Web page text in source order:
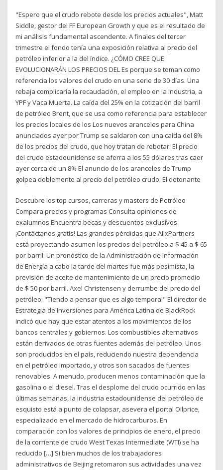
"Espero que el crudo rebote desde los precios actuales", Matt
Siddle, gestor del FF European Growth y que es el resultado de
mi análisis fundamental ascendente. A finales del tercer
trimestre el fondo tenía una exposición relativa al precio del
petróleo inferior a la del índice. ¿CÓMO CREE QUE
EVOLUCIONARÁN LOS PRECIOS DEL Es porque se toman como
referencia los valores del crudo en una serie de 30 días. Una
rebaja complicaría la recaudación, el empleo en la industria, a
YPF y Vaca Muerta. La caída del 25% en la cotización del barril
de petróleo Brent, que se usa como referencia para establecer
los precios locales de los Los nuevos aranceles para China
anunciados ayer por Trump se saldaron con una caída del 8%
de los precios del crudo, que hoy tratan de rebotar. El precio
del crudo estadounidense se aferra a los 55 dólares tras caer
ayer cerca de un 8% El anuncio de los aranceles de Trump
golpea doblemente al precio del petróleo crudo. El detonante
Descubre los top cursos, carreras y masters de Petróleo
Compara precios y programas Consulta opiniones de
exalumnos Encuentra becas y descuentos exclusivos.
¡Contáctanos gratis! Las grandes pérdidas que AlixPartners
está proyectando asumen los precios del petróleo a $ 45 a $ 65
por barril. Un pronóstico de la Administración de Información
de Energía a cabo la tarde del martes fue más pesimista, la
previsión de aceite de mantenimiento de un precio promedio
de $ 50 por barril. Axel Christensen y derrumbe del precio del
petróleo: "Tiendo a pensar que es algo temporal" El director de
Estrategia de Inversiones para América Latina de BlackRock
indicó que hay que estar atentos a los movimientos de los
bancos centrales y gobiernos. Los combustibles alternativos
están derivados de otras fuentes además del petróleo. Unos
son producidos en el país, reduciendo nuestra dependencia
en el petróleo importado, y otros son sacados de fuentes
renovables. A menudo, producen menos contaminación que la
gasolina o el diesel. Tras el desplome del crudo ocurrido en las
últimas semanas, la industria estadounidense del petróleo de
esquisto está a punto de colapsar, asevera el portal Oilprice,
especializado en el mercado de hidrocarburos. En
comparación con los valores de principios de enero, el precio
de la corriente de crudo West Texas Intermediate (WTI) se ha
reducido […] Si bien muchos de los trabajadores
administrativos de Beijing retomaron sus actividades una vez